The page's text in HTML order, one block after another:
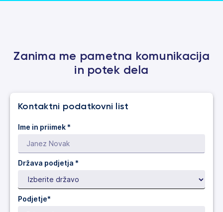
Zanima me pametna komunikacija
in potek dela
Kontaktni podatkovni list
Ime in priimek *
Država podjetja *
Podjetje*